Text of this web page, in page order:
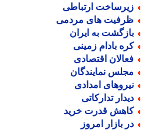
ارتباطی
های مردمی
به ایران
بادام زمینی
اقتصادی
نمایندگان
امدادی
تدارکاتی
قدرت خرید
بازار امروز